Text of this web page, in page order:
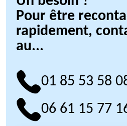
Pour être
rapidement,
au...
01 85 53 58
06 61 15 77